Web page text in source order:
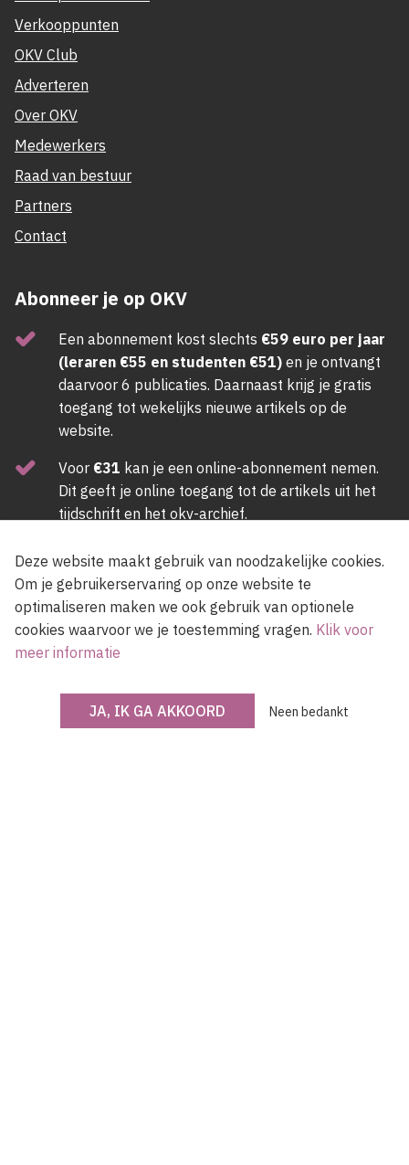
Verkooppunten
OKV Club
Adverteren
Over OKV
Medewerkers
Raad van bestuur
Partners
Contact
Abonneer je op OKV
Een abonnement kost slechts €59 euro per jaar
(leraren €55 en studenten €51) en je ontvangt
daarvoor 6 publicaties. Daarnaast krijg je gratis
toegang tot wekelijks nieuwe artikels op de
website.
Voor €31 kan je een online-abonnement nemen.
Dit geeft je online toegang tot de artikels uit het
tijdschrift en het okv-archief.
ABONNEER NU
Newsletter
Voer een e-mailadres in, lees en accepteer de gebruiksvoorwaarden van de
Deze website maakt gebruik van noodzakelijke cookies.
Om je gebruikerservaring op onze website te
optimaliseren maken we ook gebruik van optionele
cookies waarvoor we je toestemming vragen. Klik voor
meer informatie
JA, IK GA AKKOORD Neen bedankt